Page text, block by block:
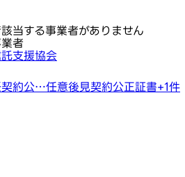
該当する事業者がありません
者
支援協会
契約公…任意後見契約公正証書+1件